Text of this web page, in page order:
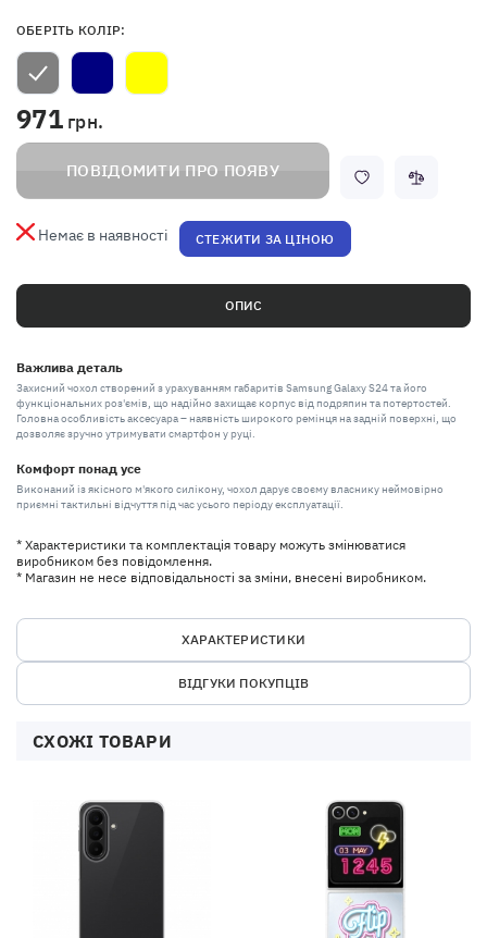
ОБЕРІТЬ КОЛІР:
971 грн.
ПОВІДОМИТИ ПРО ПОЯВУ
Немає в наявності СТЕЖИТИ ЗА ЦІНОЮ
ОПИС
Важлива деталь
Захисний чохол створений з урахуванням габаритів Samsung Galaxy S24 та його
функціональних роз'ємів, що надійно захищає корпус від подряпин та потертостей.
Головна особливість аксесуара – наявність широкого ремінця на задній поверхні, що
дозволяє зручно утримувати смартфон у руці.
Комфорт понад усе
Виконаний із якісного м'якого силікону, чохол дарує своєму власнику неймовірно
приємні тактильні відчуття під час усього періоду експлуатації.
* Характеристики та комплектація товару можуть змінюватися
виробником без повідомлення.
* Магазин не несе відповідальності за зміни, внесені виробником.
ХАРАКТЕРИСТИКИ
ВІДГУКИ ПОКУПЦІВ
СХОЖІ ТОВАРИ